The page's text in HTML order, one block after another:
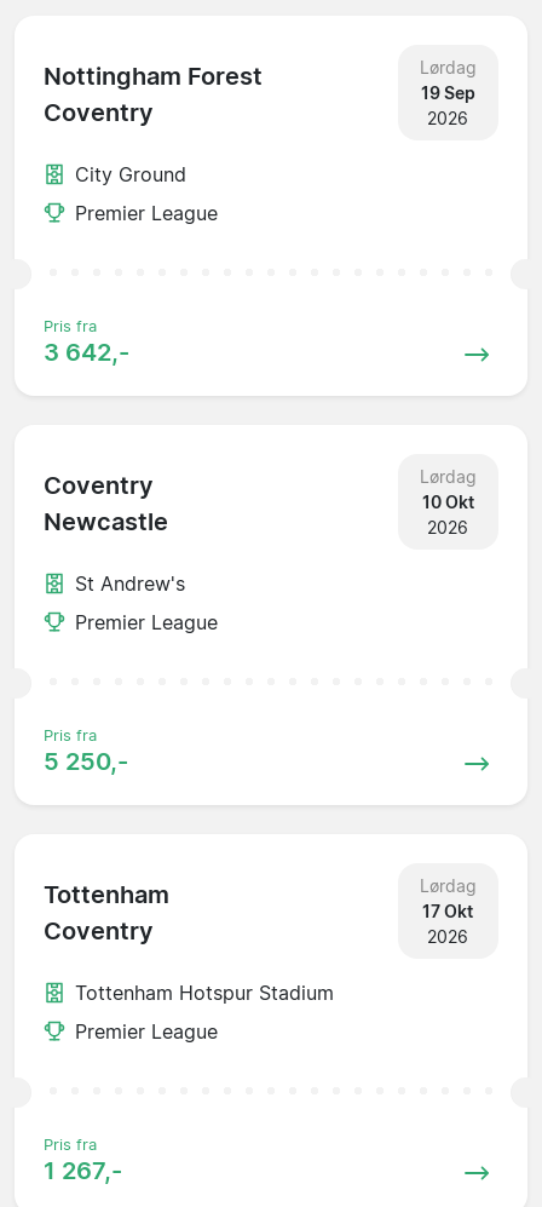
Nottingham Forest
Coventry
Lørdag
19 Sep
2026
City Ground
Premier League
Pris fra
3 642,-
Coventry
Newcastle
Lørdag
10 Okt
2026
St Andrew's
Premier League
Pris fra
5 250,-
Tottenham
Coventry
Lørdag
17 Okt
2026
Tottenham Hotspur Stadium
Premier League
Pris fra
1 267,-